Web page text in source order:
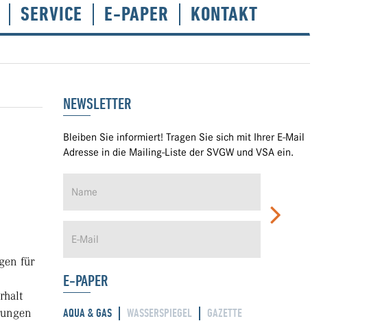
SERVICE E-PAPER KONTAKT
für
NEWSLETTER
Bleiben Sie informiert! Tragen Sie sich mit Ihrer E-Mail
Adresse in die Mailing-Liste der SVGW und VSA ein.
E-PAPER
AQUA & GAS WASSERSPIEGEL GAZETTE